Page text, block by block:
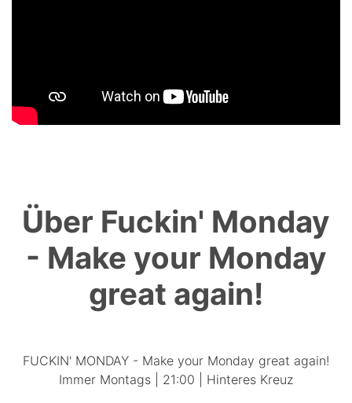
Über Fuckin' Monday
- Make your Monday
great again!
FUCKIN' MONDAY - Make your Monday great again!
Immer Montags | 21:00 | Hinteres Kreuz